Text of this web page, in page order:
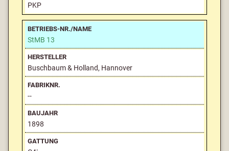
PKP
StMB 13
Buschbaum & Holland, Hannover
--
1898